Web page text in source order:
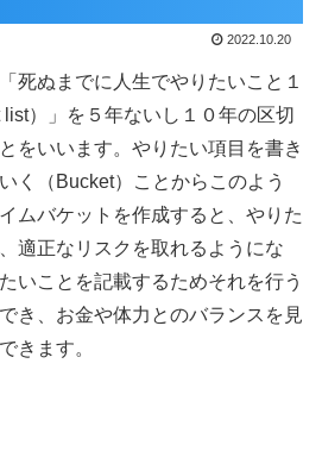
2022.10.20
死ぬまでに人生でやりたいこと１
）」を５年ないし１０年の区切
をいいます。やりたい項目を書き
く（Bucket）ことからこのよう
ムバケットを作成すると、やりた
適正なリスクを取れるようにな
いことを記載するためそれを行う
き、お金や体力とのバランスを見
きます。